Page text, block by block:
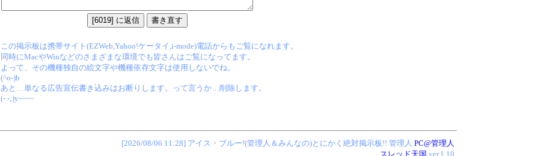
この掲示板は携帯サイト(EZWeb,Yahoo!ケータイ,i-mode)電話からもご覧になれます。
同時にMacやWinなどのさまざまな環境でも皆さんはご覧になってます。
よって、その機種独自の絵文字や機種依存文字は使用しないでね。
(^o-)b
あと…単なる広告宣伝書き込みはお断りします。って言うか…削除します。
(-.-;)y-~~~
[2026/08/06 11:28] アイス・ブルー!(管理人＆みんなの)とにかく絶対掲示板!! 管理人 PC@管理人
スレッド天国 ver.1.10